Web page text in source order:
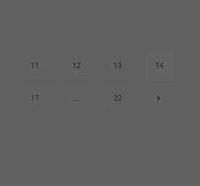
11 12 13 14
17 … 22